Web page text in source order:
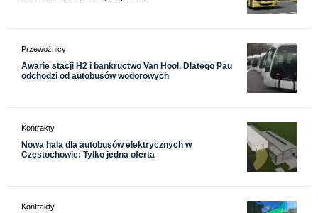
Przewoźnicy
Awarie stacji H2 i bankructwo Van Hool. Dlatego Pau
odchodzi od autobusów wodorowych
Kontrakty
Nowa hala dla autobusów elektrycznych w
Częstochowie: Tylko jedna oferta
Kontrakty